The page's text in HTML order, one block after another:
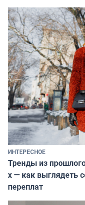
ИНТЕРЕСНОЕ
Тренды из
х — как выглядеть
переплат